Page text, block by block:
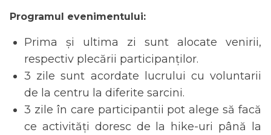
Programul evenimentului:
Prima și ultima zi sunt alocate venirii,
respectiv plecării participanților.
3 zile sunt acordate lucrului cu voluntarii
de la centru la diferite sarcini.
3 zile în care participantii pot alege să facă
ce activități doresc de la hike-uri până la